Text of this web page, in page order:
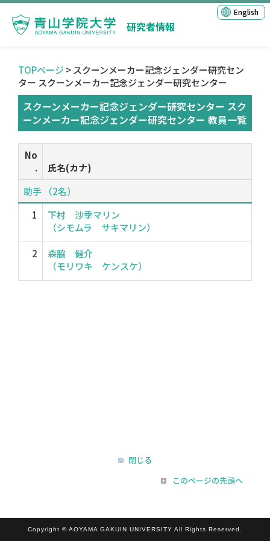
研究者情報
English
TOPページ > スクーンメーカー記念ジェンダー研究セン
ター スクーンメーカー記念ジェンダー研究センター
スクーンメーカー記念ジェンダー研究センター スク
ーンメーカー記念ジェンダー研究センター 教員一覧
No
.
氏名(カナ)
助手 （2名）
1
下村 沙季マリン
（シモムラ サキマリン）
2
森脇 健介
（モリワキ ケンスケ）
閉じる
このページの先頭へ
Copyright © AOYAMA GAKUIN UNIVERSITY All Rights Reserved.